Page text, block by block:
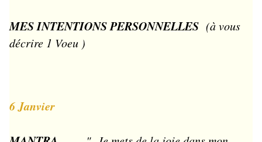
MES INTENTIONS PERSONNELLES (à vous
décrire 1 Voeu )
6 Janvier